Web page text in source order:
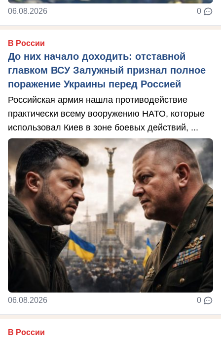
06.08.2026 0
В России
До них начало доходить: отставной
главком ВСУ Залужный признал полное
поражение Украины перед Россией
Российская армия нашла противодействие
практически всему вооружению НАТО, которые
использовал Киев в зоне боевых действий, ...
06.08.2026 0
В России